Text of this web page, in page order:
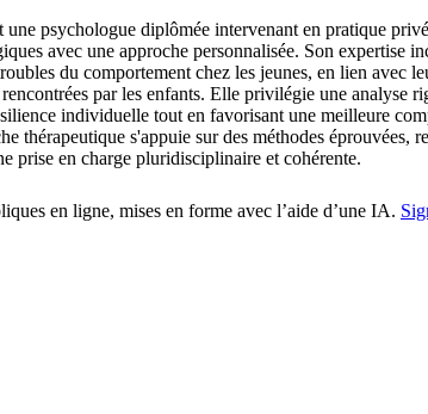
psychologue diplômée intervenant en pratique
avec une approche personnalisée. Son
du comportement chez les jeunes, en lien
par les enfants. Elle privilégie une analyse
individuelle tout en favorisant une meilleure
thérapeutique s'appuie sur des méthodes
prise en charge pluridisciplinaire et cohérente.
en ligne, mises en forme avec l’aide d’une IA.